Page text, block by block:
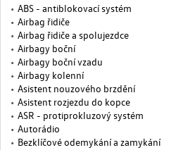
ABS - antiblokovací systém
Airbag řidiče
Airbag řidiče a spolujezdce
Airbagy boční
Airbagy boční vzadu
Airbagy kolenní
Asistent nouzového brzdění
Asistent rozjezdu do kopce
ASR - protiprokluzový systém
Autorádio
Bezklíčové odemykání a zamykání